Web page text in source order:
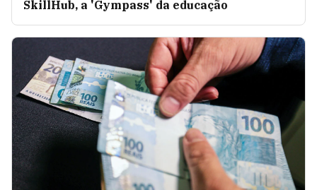
SkillHub, a 'Gympass' da educação